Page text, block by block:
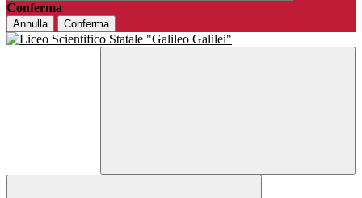
Conferma
Annulla Conferma